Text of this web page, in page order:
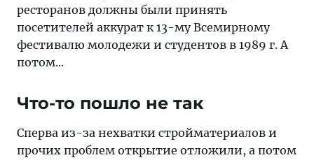
ресторанов должны были принять
посетителей аккурат к 13-му Всемирному
фестивалю молодежи и студентов в 1989 г. А
потом...
Что-то пошло не так
Сперва из-за нехватки стройматериалов и
прочих проблем открытие отложили, а потом